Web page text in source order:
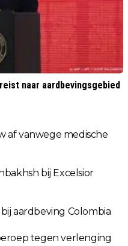
naar aardbevingsgebied
af vanwege medische
bij Excelsior
aardbeving Colombia
tegen verlenging